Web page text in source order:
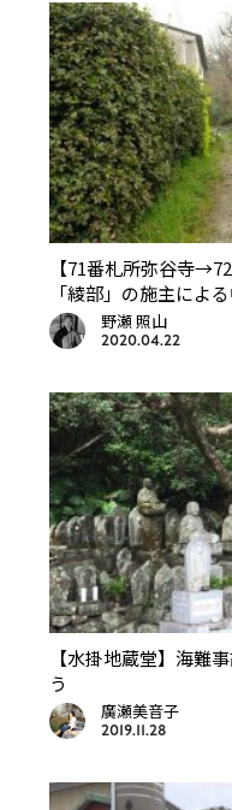
【71番札所弥谷寺
「綾部」の施主によ
野瀬 照山
2020.04.22
【水掛地蔵堂】海難
う
廣瀬美音子
2019.11.28